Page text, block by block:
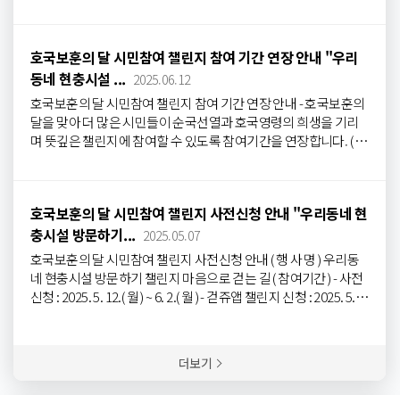
터 041-537-3361 온양 2 동 행정복지센터 041-537-3355 온양 3 동
행정복지센터 041-537-3572 온양 4 동 행정복지센터 041-537-37
44 온양 5 동 행정복지센터 041-537-3754 온양 6 동 행정복지센터
041-537-3318
호국보훈의 달 시민참여 챌린지 참여 기간 연장 안내 "우리
동네 현충시설 ... 2025.06.12
호국보훈의 달 시민참여 챌린지 참여 기간 연장 안내 - 호국보훈의
달을 맞아 더 많은 시민들이 순국선열과 호국영령의 희생을 기리
며 뜻깊은 챌린지에 참여할 수 있도록 참여기간을 연장합니다. ( 행
안보공원 , 신창면 경찰충혼탑 , 염치읍 반공투사 진혼탑 ,선장면
기미 독립무인멸왜운동기념탑 ( 참여대상 ) 아산시민 ( 걷쥬앱 설치
자 및 현충시설 방문 인증 대상자 ) ( 운영내용 ) 미션 2~3 단계 완료
자 중 300 명 추첨을 통해 모바일 상품권 ( 아산페이 3,000 원 ) 제공
- 미션1: 참가 사전 신청 / 2025. 5.12.(월) ~ 6. 2.(월) - 미션2: 걷쥬앱
가입 및 챌린지 신청 / 걷쥬앱 설치 후 아산시 커뮤니티 가입 및 챌
호국보훈의 달 시민참여 챌린지 사전신청 안내 "우리동네 현
충시설 방문하기... 2025.05.07
호국보훈의 달 시민참여 챌린지 사전신청 안내 ( 행 사 명 ) 우리동
네 현충시설 방문하기 챌린지 마음으로 걷는 길 ( 참여기간 ) - 사전
신청 : 2025. 5. 12.( 월 ) ~ 6. 2.( 월 ) - 걷쥬앱 챌린지 신청 : 2025. 5. 2
아산시민 ( 걷쥬앱 설치자 및 현충시설 방문 인증 대상자 ) ( 운영내
더보기